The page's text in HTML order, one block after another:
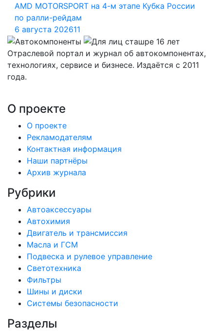
AMD MOTORSPORT на 4-м этапе Кубка России
по ралли-рейдам
6 августа 202611
Отраслевой портал и журнал об автокомпонентах,
технологиях, сервисе и бизнесе. Издаётся с 2011
года.
О проекте
О проекте
Рекламодателям
Контактная информация
Наши партнёры
Архив журнала
Рубрики
Автоаксессуары
Автохимия
Двигатель и трансмиссия
Масла и ГСМ
Подвеска и рулевое управление
Светотехника
Фильтры
Шины и диски
Системы безопасности
Разделы